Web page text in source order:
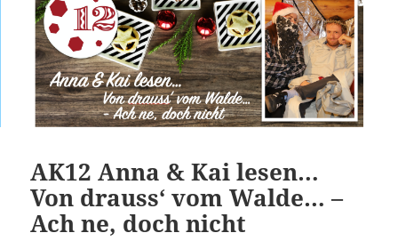
AK12 Anna & Kai lesen…
Von drauss‘ vom Walde… –
Ach ne, doch nicht